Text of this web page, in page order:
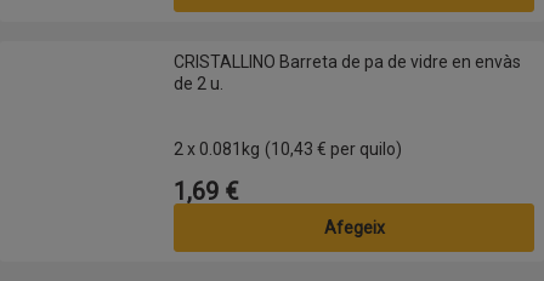
CRISTALLINO Barreta de pa de vidre en envàs de 2 u.
CRISTALLINO Barreta de pa de vidre en envàs
de 2 u.
2 x 0.081kg (10,43 € per quilo)
Preu
1,69 €
Afegeix